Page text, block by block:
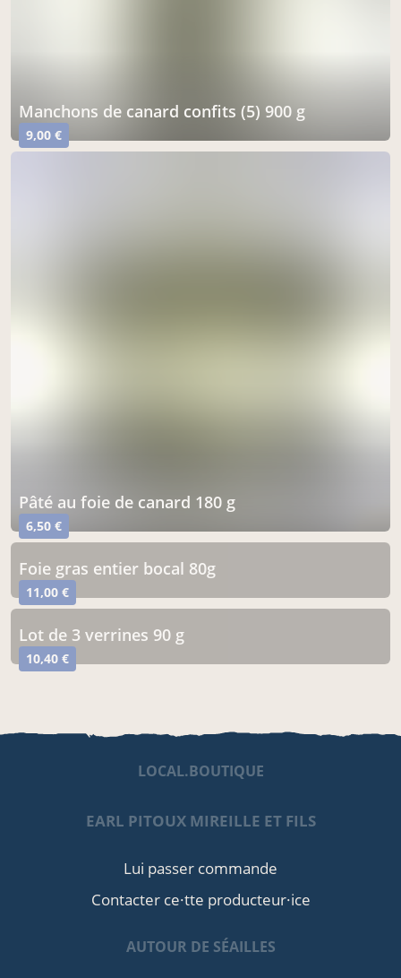
manchons de canard confits (5) 900 g
9,00 €
pâté au foie de canard 180 g
6,50 €
foie gras entier bocal 80g
11,00 €
lot de 3 verrines 90 g
10,40 €
LOCAL.BOUTIQUE
EARL PITOUX MIREILLE ET FILS
Lui passer commande
Contacter ce·tte producteur·ice
AUTOUR DE SÉAILLES